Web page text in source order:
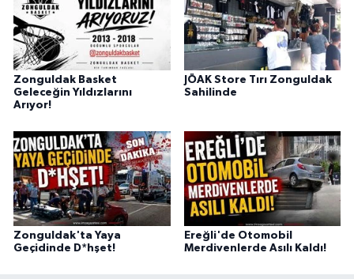
Zonguldak Basket
Geleceğin Yıldızlarını
Arıyor!
JÖAK Store Tırı Zonguldak
Sahilinde
Zonguldak'ta Yaya
Geçidinde D*hşet!
Ereğli'de Otomobil
Merdivenlerde Asılı Kaldı!